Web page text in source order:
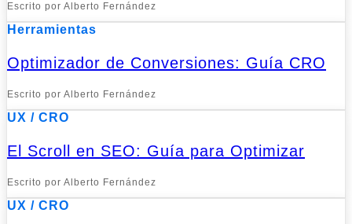
Escrito por Alberto Fernández
Herramientas
Optimizador de Conversiones: Guía CRO
Escrito por Alberto Fernández
UX / CRO
El Scroll en SEO: Guía para Optimizar
Escrito por Alberto Fernández
UX / CRO